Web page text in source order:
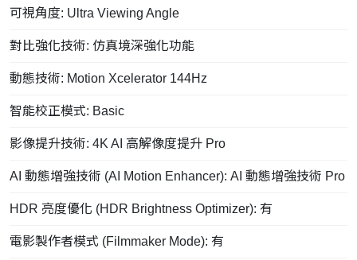
可視角度: Ultra Viewing Angle
對比強化技術: 仿真境深強化功能
動態技術: Motion Xcelerator 144Hz
智能校正模式: Basic
影像提升技術: 4K AI 高解像度提升 Pro
AI 動態增強技術 (AI Motion Enhancer): AI 動態增強技術 Pro
HDR 亮度優化 (HDR Brightness Optimizer): 有
電影製作者模式 (Filmmaker Mode): 有